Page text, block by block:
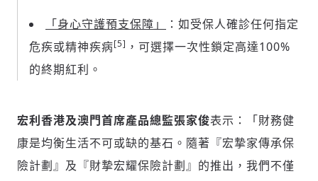
「身心守護預支保障」
：如受保人確診任何指定
危疾或精神疾病[5] ，可選擇一次性鎖定高達100%
的終期紅利。
宏利香港及澳門首席產品總監張家俊表示：「財務健
康是均衡生活不可或缺的基石。隨著『宏摯家傳承保
險計劃』及『財摯宏耀保險計劃』的推出，我們不僅